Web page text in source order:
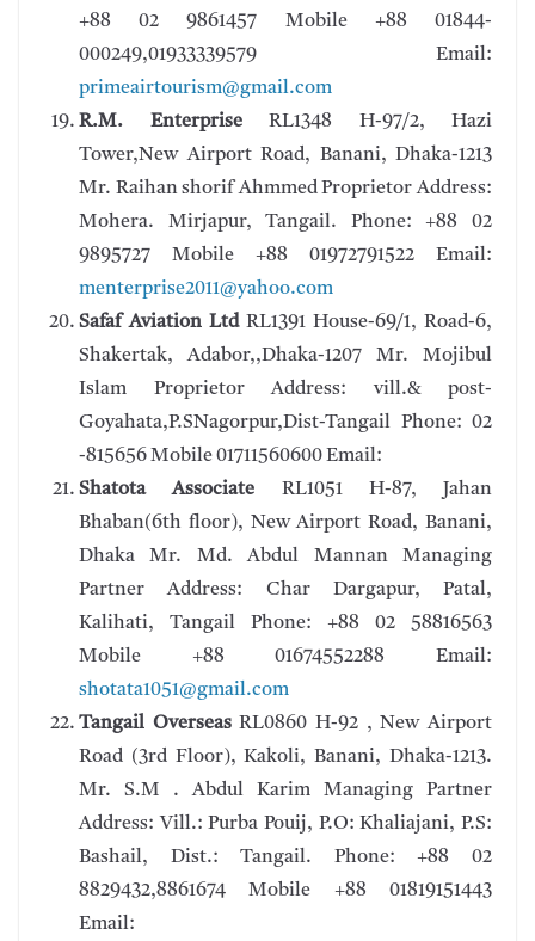
+88 02 9861457 Mobile +88 01844-
000249,01933339579 Email:
primeairtourism@gmail.com
R.M. EnterpriseRL1348 H-97/2, Hazi
Tower,New Airport Road, Banani, Dhaka-1213
Mr. Raihan shorif Ahmmed Proprietor Address:
Mohera. Mirjapur, Tangail. Phone: +88 02
9895727 Mobile +88 01972791522 Email:
menterprise2011@yahoo.com
Safaf Aviation LtdRL1391 House-69/1, Road-6,
Shakertak, Adabor,,Dhaka-1207 Mr. Mojibul
Islam Proprietor Address: vill.& post-
Goyahata,P.SNagorpur,Dist-Tangail Phone: 02
-815656 Mobile 01711560600 Email:
Shatota Associate RL1051 H-87, Jahan
Bhaban(6th floor), New Airport Road, Banani,
Dhaka Mr. Md. Abdul Mannan Managing
Partner Address: Char Dargapur, Patal,
Kalihati, Tangail Phone: +88 02 58816563
Mobile +88 01674552288 Email:
shotata1051@gmail.com
Tangail OverseasRL0860 H-92 , New Airport
Road (3rd Floor), Kakoli, Banani, Dhaka-1213.
Mr. S.M . Abdul Karim Managing Partner
Address: Vill.: Purba Pouij, P.O: Khaliajani, P.S:
Bashail, Dist.: Tangail. Phone: +88 02
8829432,8861674 Mobile +88 01819151443
Email: